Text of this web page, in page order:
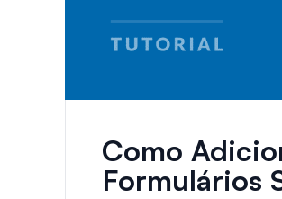
Como
Formulários